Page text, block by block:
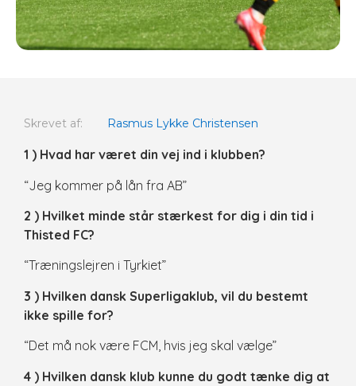
Skrevet af: Rasmus Lykke Christensen
1 ) Hvad har været din vej ind i klubben?
“Jeg kommer på lån fra AB”
2 ) Hvilket minde står stærkest for dig i din tid i
Thisted FC?
“Træningslejren i Tyrkiet”
3 ) Hvilken dansk Superligaklub, vil du bestemt
ikke spille for?
“Det må nok være FCM, hvis jeg skal vælge”
4 ) Hvilken dansk klub kunne du godt tænke dig at